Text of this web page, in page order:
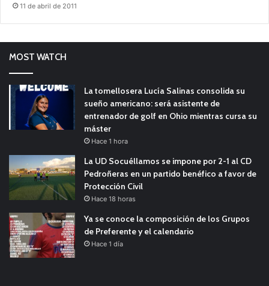
11 de abril de 2011
MOST WATCH
La tomellosera Lucía Salinas consolida su
sueño americano: será asistente de
entrenador de golf en Ohio mientras cursa su
máster
Hace 1 hora
La UD Socuéllamos se impone por 2-1 al CD
Pedroñeras en un partido benéfico a favor de
Protección Civil
Hace 18 horas
Ya se conoce la composición de los Grupos
de Preferente y el calendario
Hace 1 día